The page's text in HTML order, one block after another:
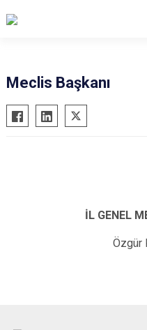
Meclis Başkanı
İL GENEL
Özgür